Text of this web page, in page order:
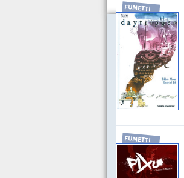
FUMETTI
FUMETTI